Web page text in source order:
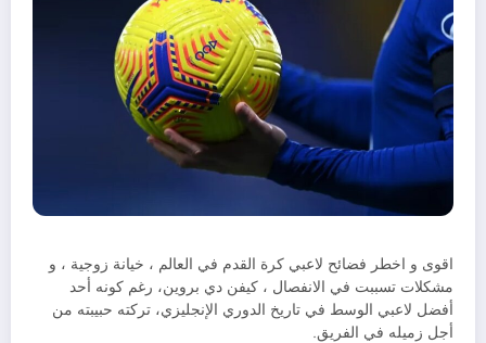
اقوى و اخطر فضائح لاعبي كرة القدم في العالم ، خيانة زوجية ، و
مشكلات تسببت في الانفصال ، كيفن دي بروين، رغم كونه أحد
أفضل لاعبي الوسط في تاريخ الدوري الإنجليزي، تركته حبيبته من
أجل زميله في الفريق.